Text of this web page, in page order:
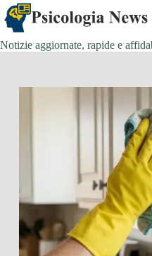
Salta
al
contenuto
Notizie aggiornate, rapide e